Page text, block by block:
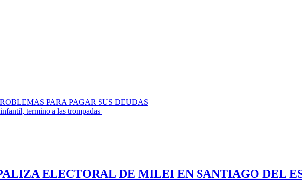
PARA PAGAR SUS DEUDAS
termino a las trompadas.
ELECTORAL DE MILEI EN SANTIAGO DEL